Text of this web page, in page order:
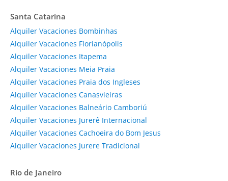
Santa Catarina
Alquiler Vacaciones Bombinhas
Alquiler Vacaciones Florianópolis
Alquiler Vacaciones Itapema
Alquiler Vacaciones Meia Praia
Alquiler Vacaciones Praia dos Ingleses
Alquiler Vacaciones Canasvieiras
Alquiler Vacaciones Balneário Camboriú
Alquiler Vacaciones Jurerê Internacional
Alquiler Vacaciones Cachoeira do Bom Jesus
Alquiler Vacaciones Jurere Tradicional
Rio de Janeiro